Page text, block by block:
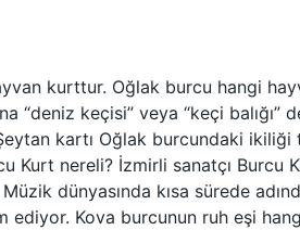
kurttur. Oğlak burcu hangi
keçisi” veya “keçi balığı”
kartı Oğlak burcundaki ikiliği
Kurt nereli? İzmirli sanatçı Burcu
dünyasında kısa sürede
ediyor. Kova burcunun ruh eşi